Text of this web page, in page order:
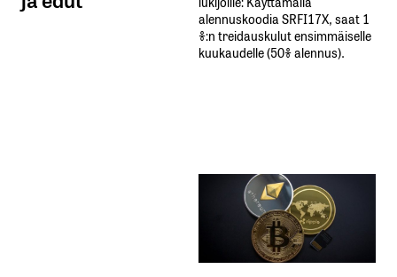
alennuskoodia​ ​SRFI17X,​ ​saat​ ​1
%:n treidauskulut​ ​ensimmäiselle​ ​
kuukaudelle​ ​(50%​ ​alennus).